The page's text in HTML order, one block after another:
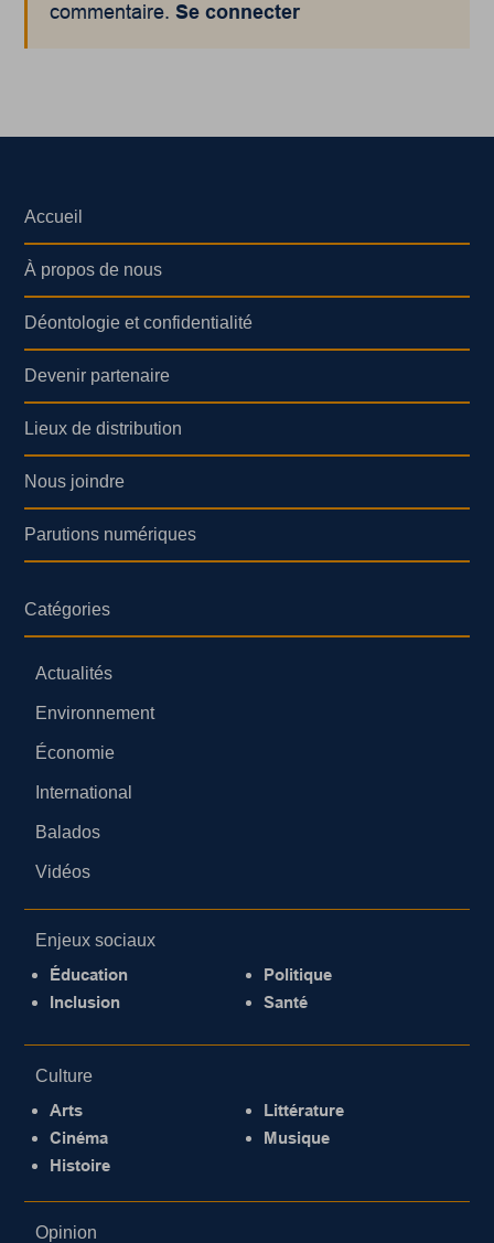
commentaire.Se connecter
Accueil
À propos de nous
Déontologie et confidentialité
Devenir partenaire
Lieux de distribution
Nous joindre
Parutions numériques
Catégories
Actualités
Environnement
Économie
International
Balados
Vidéos
Enjeux sociaux
Éducation
Inclusion
Politique
Santé
Culture
Arts
Cinéma
Histoire
Littérature
Musique
Opinion